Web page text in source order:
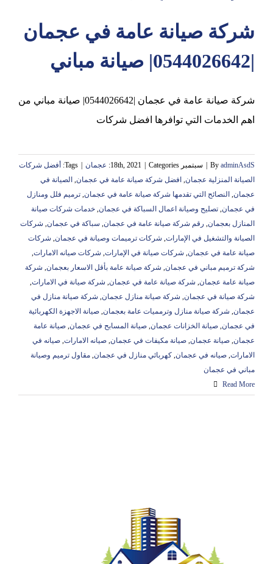
عجمان
شركة صيانة عامة في عجمان
|0544026642| صيانة مباني
شركة صيانة عامة في عجمان |0544026642| صيانة مباني من
اهم الخدمات التي توافرها افضل شركات
By adminAsdS سبتمبر 18th, 2021 Categories: عجمان Tags:
أفضل شركات
الصيانة المنزلية عجمان, افضل شركة صيانة عامة في عجمان, الصيانة في
عجمان, النصائح التي تقدمها شركة صيانة عامة في عجمان, ترميم فلل ومنازل
في عجمان, تصليح وصيانة اعمال السباكة في عجمان, خدمات شركات صيانة
المنازل بعجمان, رقم شركة صيانة عامة في عجمان, سباكة في عجمان, شركات
الصيانة والتشغيل في الإمارات, شركات ترميمات وصيانة في عجمان, شركات
صيانة عامة في عجمان, شركات صيانة في الإمارات, شركات صيانه الامارات,
شركة ترميم مباني في عجمان, شركة صيانة عامة بأقل الاسعار بعجمان, شركة
صيانة عامة عجمان, شركة صيانة عامة في عجمان, شركة صيانة في الامارات,
شركة صيانة في عجمان, شركة صيانة منازل عجمان, شركة صيانة منازل في
عجمان, شركة صيانة منازل وترمميات عامة بعجمان, صيانة الاجهزة الكهربائية
في عجمان, صيانة الخزانات عجمان, صيانة المسابح في عجمان, صيانة عامة
عجمان, صيانة عجمان, صيانة مكيفات في عجمان, صيانه الامارات, صيانه في
الامارات, صيانه في عجمان, كهربائي منازل في عجمان, مقاول ترميم وصيانة
مباني في عجمان
Read More